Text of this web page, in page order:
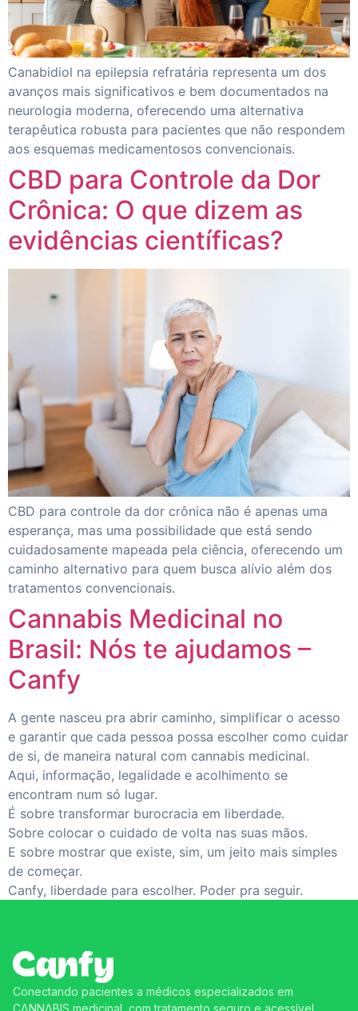
Canabidiol na epilepsia refratária representa um dos
avanços mais significativos e bem documentados na
neurologia moderna, oferecendo uma alternativa
terapêutica robusta para pacientes que não respondem
aos esquemas medicamentosos convencionais.
CBD para Controle da Dor
Crônica: O que dizem as
evidências científicas?
CBD para controle da dor crônica não é apenas uma
esperança, mas uma possibilidade que está sendo
cuidadosamente mapeada pela ciência, oferecendo um
caminho alternativo para quem busca alívio além dos
tratamentos convencionais.
Cannabis Medicinal no
Brasil: Nós te ajudamos –
Canfy
A gente nasceu pra abrir caminho, simplificar o acesso
e garantir que cada pessoa possa escolher como cuidar
de si, de maneira natural com cannabis medicinal.
Aqui, informação, legalidade e acolhimento se
encontram num só lugar.
É sobre transformar burocracia em liberdade.
Sobre colocar o cuidado de volta nas suas mãos.
E sobre mostrar que existe, sim, um jeito mais simples
de começar.
Canfy, liberdade para escolher. Poder pra seguir.
Conectando pacientes a médicos especializados em